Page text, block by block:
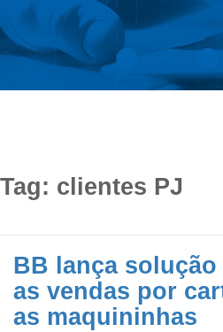
Tag: clientes PJ
BB lança
as vendas por
as maquininhas